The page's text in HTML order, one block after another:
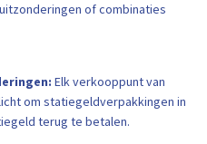
of combinaties
Elk verkooppunt van
om statiegeldverpakkingen in
terug te betalen.